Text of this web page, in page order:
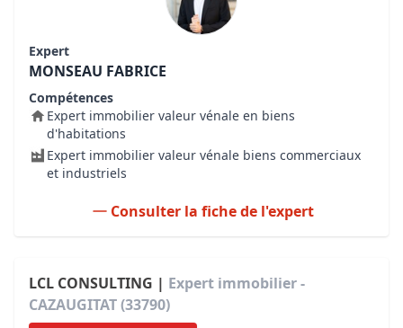
Expert
MONSEAU FABRICE
Compétences
Expert immobilier valeur vénale en biens
d'habitations
Expert immobilier valeur vénale biens commerciaux
et industriels
Consulter la fiche de l'expert
LCL CONSULTING | Expert immobilier -
CAZAUGITAT (33790)